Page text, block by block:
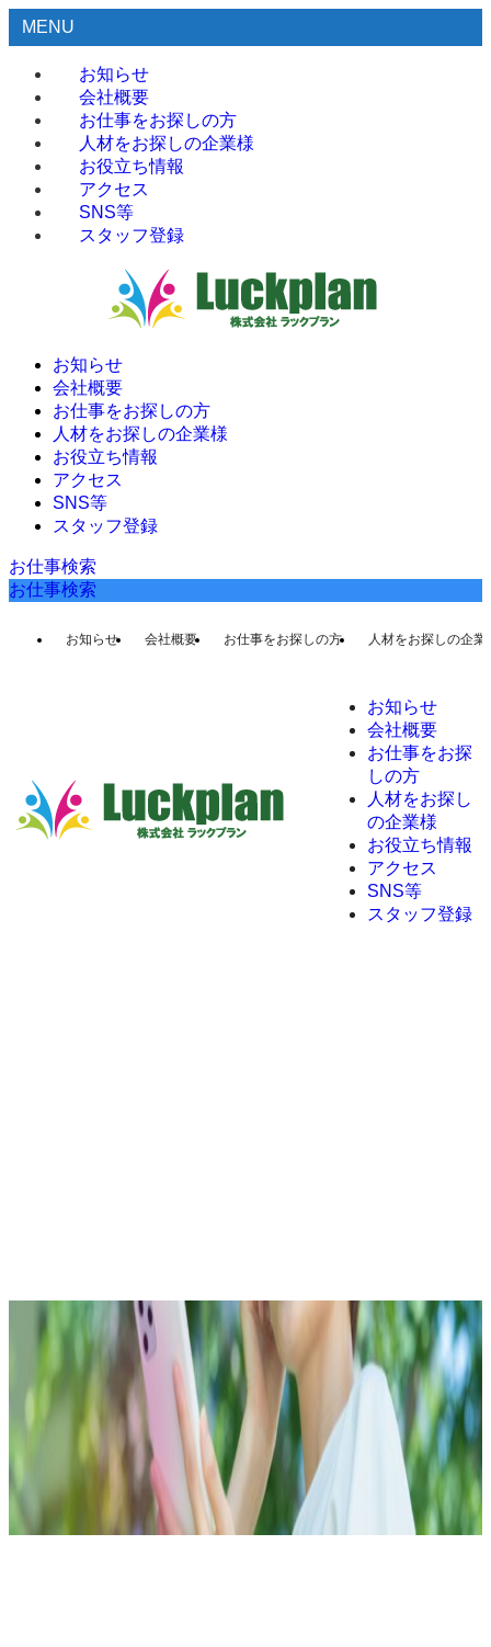
MENU
お知らせ
会社概要
お仕事をお探しの方
人材をお探しの企業様
お役立ち情報
アクセス
SNS等
スタッフ登録
お知らせ
会社概要
お仕事をお探しの方
人材をお探しの企業様
お役立ち情報
アクセス
SNS等
スタッフ登録
お仕事検索
お仕事検索
お知らせ 会社概要 お仕事をお探しの方 人材をお探しの企業
お知らせ
会社概要
お仕事をお探
しの方
人材をお探し
の企業様
お役立ち情報
アクセス
SNS等
スタッフ登録